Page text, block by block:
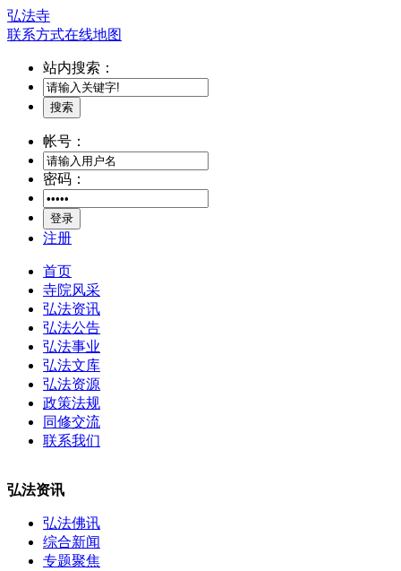
弘法寺
联系方式在线地图
站内搜索：
搜索
帐号：
密码：
登录
注册
首页
寺院风采
弘法资讯
弘法公告
弘法事业
弘法文库
弘法资源
政策法规
同修交流
联系我们
弘法资讯
弘法佛讯
综合新闻
专题聚焦